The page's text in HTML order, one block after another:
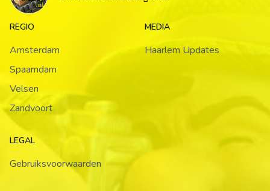
REGIO
Amsterdam
Spaarndam
Velsen
Zandvoort
MEDIA
Haarlem Updates
LEGAL
Gebruiksvoorwaarden